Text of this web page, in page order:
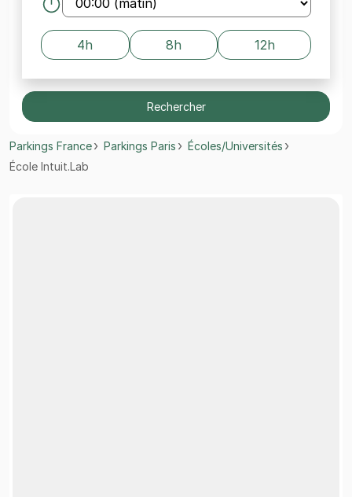
4h 8h 12h
Rechercher
Parkings France Parkings Paris
Écoles/Universités
École Intuit.Lab